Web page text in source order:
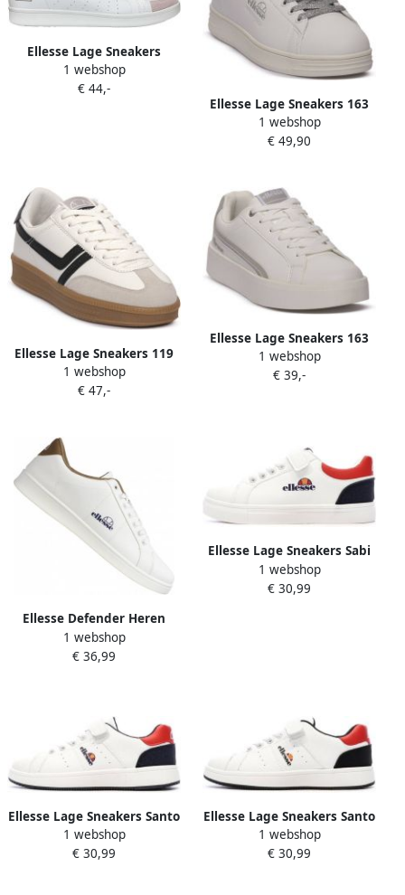
Ellesse Lage Sneakers
Benson
1 webshop
€ 44,-
Ellesse Lage Sneakers 163
ASTRA
1 webshop
€ 49,90
Ellesse Lage Sneakers 119
QUEEN
1 webshop
€ 47,-
Ellesse Lage Sneakers 163
JERRY
1 webshop
€ 39,-
Ellesse Defender Heren
Sneakers wit DEFENDER001-
736-WIT-TAUPE
1 webshop
€ 36,99
Ellesse Lage Sneakers Sabi
1 webshop
€ 30,99
Ellesse Lage Sneakers Santo
1 webshop
€ 30,99
Ellesse Lage Sneakers Santo
1 webshop
€ 30,99